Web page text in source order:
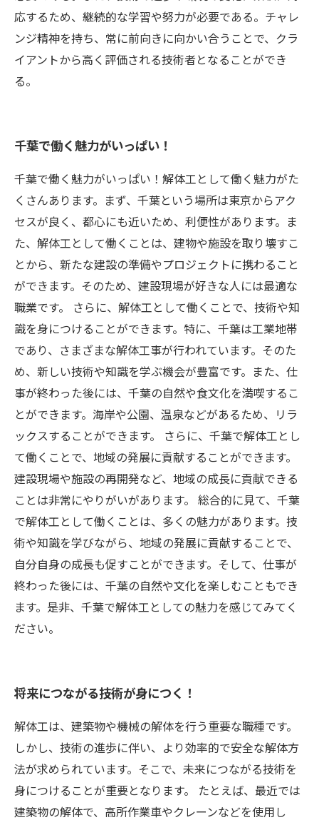
応するため、継続的な学習や努力が必要である。チャレ
ンジ精神を持ち、常に前向きに向かい合うことで、クラ
イアントから高く評価される技術者となることができ
る。
千葉で働く魅力がいっぱい！
千葉で働く魅力がいっぱい！解体工として働く魅力がた
くさんあります。まず、千葉という場所は東京からアク
セスが良く、都心にも近いため、利便性があります。ま
た、解体工として働くことは、建物や施設を取り壊すこ
とから、新たな建設の準備やプロジェクトに携わること
ができます。そのため、建設現場が好きな人には最適な
職業です。 さらに、解体工として働くことで、技術や知
識を身につけることができます。特に、千葉は工業地帯
であり、さまざまな解体工事が行われています。そのた
め、新しい技術や知識を学ぶ機会が豊富です。また、仕
事が終わった後には、千葉の自然や食文化を満喫するこ
とができます。海岸や公園、温泉などがあるため、リラ
ックスすることができます。 さらに、千葉で解体工とし
て働くことで、地域の発展に貢献することができます。
建設現場や施設の再開発など、地域の成長に貢献できる
ことは非常にやりがいがあります。 総合的に見て、千葉
で解体工として働くことは、多くの魅力があります。技
術や知識を学びながら、地域の発展に貢献することで、
自分自身の成長も促すことができます。そして、仕事が
終わった後には、千葉の自然や文化を楽しむこともでき
ます。是非、千葉で解体工としての魅力を感じてみてく
ださい。
将来につながる技術が身につく！
解体工は、建築物や機械の解体を行う重要な職種です。
しかし、技術の進歩に伴い、より効率的で安全な解体方
法が求められています。そこで、未来につながる技術を
身につけることが重要となります。 たとえば、最近では
建築物の解体で、高所作業車やクレーンなどを使用し